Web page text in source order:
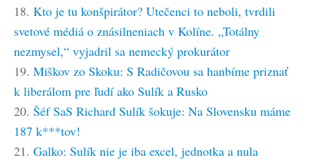
18. Kto je tu konšpirátor? Utečenci to neboli, tvrdili
svetové médiá o znásilneniach v Kolíne. „Totálny
nezmysel,“ vyjadril sa nemecký prokurátor
19. Miškov zo Skoku: S Radičovou sa hanbíme priznať
k liberálom pre ľudí ako Sulík a Rusko
20. Šéf SaS Richard Sulík šokuje: Na Slovensku máme
187 k***tov!
21. Galko: Sulík nie je iba excel, jednotka a nula